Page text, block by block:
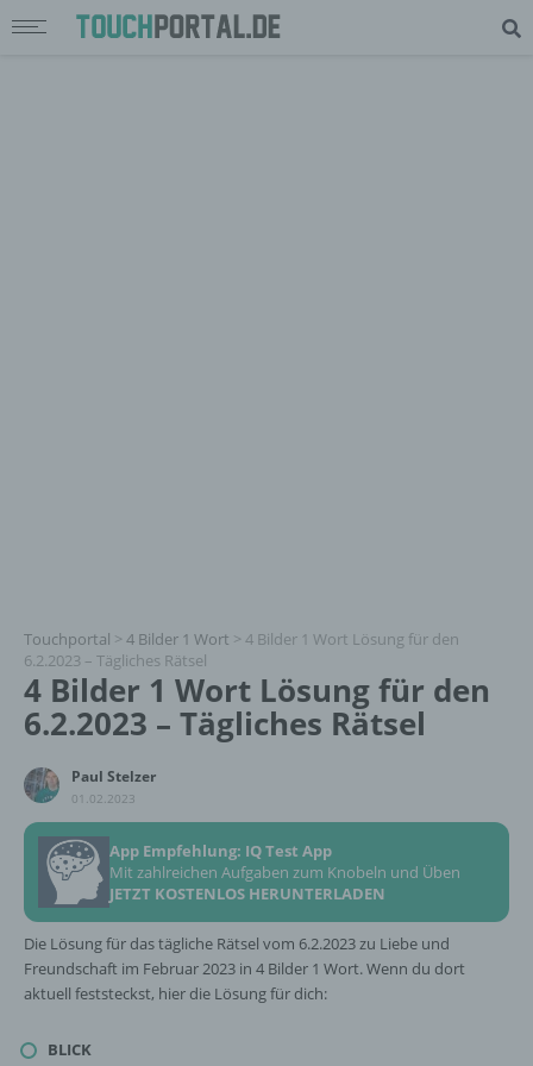
Touchportal > 4 Bilder 1 Wort > 4 Bilder 1 Wort Lösung für den
6.2.2023 – Tägliches Rätsel
4 Bilder 1 Wort Lösung für den
6.2.2023 – Tägliches Rätsel
Paul Stelzer
01.02.2023
App Empfehlung: IQ Test App
Mit zahlreichen Aufgaben zum Knobeln und Üben
JETZT KOSTENLOS HERUNTERLADEN
Die Lösung für das tägliche Rätsel vom 6.2.2023 zu Liebe und
Freundschaft im Februar 2023 in 4 Bilder 1 Wort. Wenn du dort
aktuell feststeckst, hier die Lösung für dich:
BLICK